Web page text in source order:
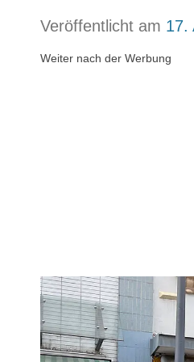
Veröffentlicht am 17.
Weiter nach der Werbung